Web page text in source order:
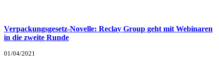
Verpackungsgesetz-Novelle: Reclay Group geht mit Webinaren
in die zweite Runde
01/04/2021